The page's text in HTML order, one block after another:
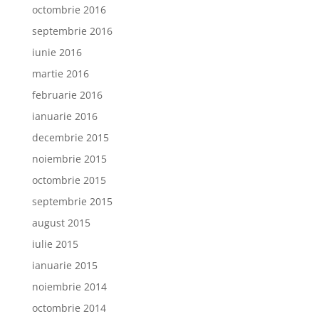
octombrie 2016
septembrie 2016
iunie 2016
martie 2016
februarie 2016
ianuarie 2016
decembrie 2015
noiembrie 2015
octombrie 2015
septembrie 2015
august 2015
iulie 2015
ianuarie 2015
noiembrie 2014
octombrie 2014